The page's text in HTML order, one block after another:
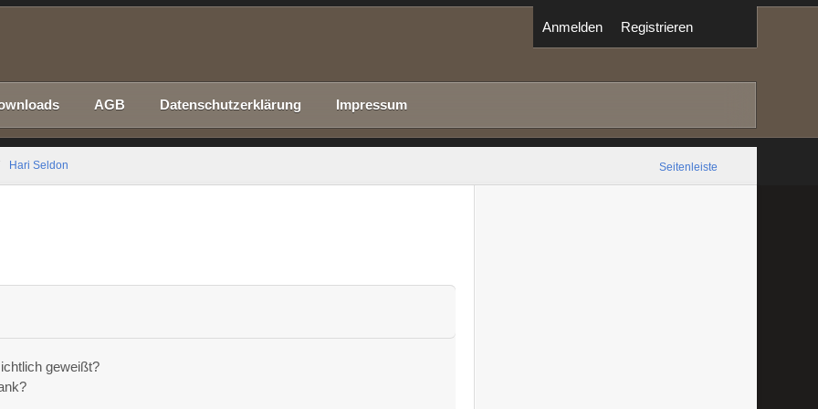
Anmelden Registrieren
AGB Datenschutzerklärung Impressum
Hari Seldon Seitenleiste
geweißt?